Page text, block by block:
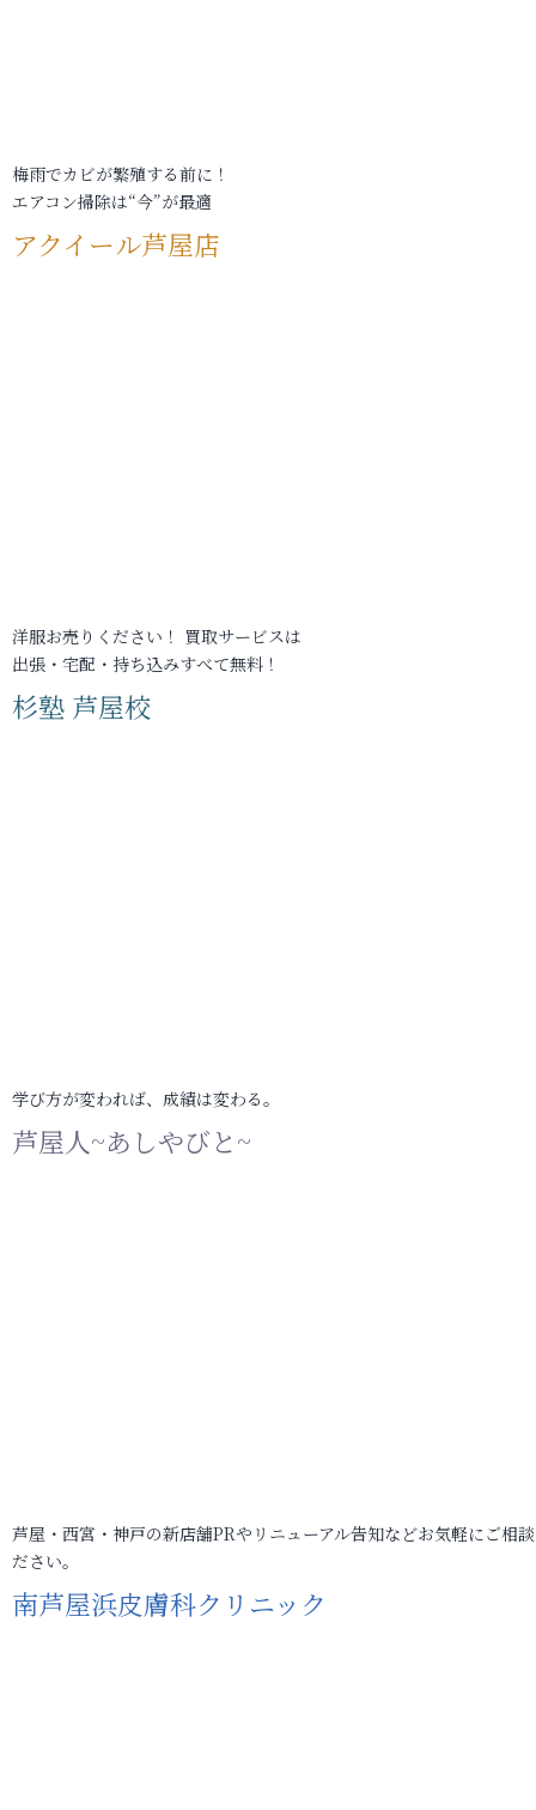
梅雨でカビが繁殖する前に！
エアコン掃除は“今”が最適
アクイール芦屋店
洋服お売りください！ 買取サービスは
出張・宅配・持ち込みすべて無料！
杉塾 芦屋校
学び方が変われば、成績は変わる。
芦屋人~あしやびと~
芦屋・西宮・神戸の新店舗PRやリニューアル告知などお気軽にご相
ださい。
南芦屋浜皮膚科クリニック